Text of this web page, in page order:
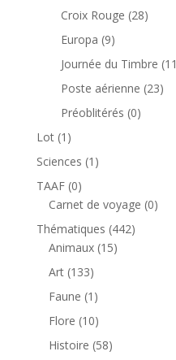
produits
Croix Rouge 2828
Europa 99
produits
Journée du Timbre 11
Poste aérienne 2323
Préoblitérés 00
Lot 1 1
produit
Sciences 1 1
TAAF 00
produit
Carnet de voyage 00
Thématiques 442442
Animaux 1515
Art 133133
produits
Faune 1 1
produit
Flore 1010
produits
Histoire 5858